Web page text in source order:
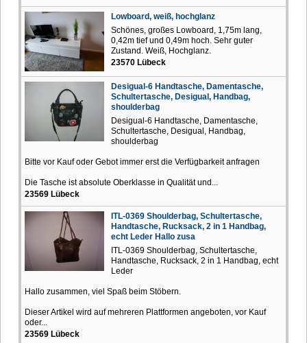
Lowboard, weiß, hochglanz
Schönes, großes Lowboard, 1,75m lang,
0,42m tief und 0,49m hoch. Sehr guter
Zustand. Weiß, Hochglanz.
23570 Lübeck
Desigual-6 Handtasche, Damentasche,
Schultertasche, Desigual, Handbag,
shoulderbag
Desigual-6 Handtasche, Damentasche,
Schultertasche, Desigual, Handbag,
shoulderbag
Bitte vor Kauf oder Gebot immer erst die Verfügbarkeit anfragen
Die Tasche ist absolute Oberklasse in Qualität und...
23569 Lübeck
ITL-0369 Shoulderbag, Schultertasche,
Handtasche, Rucksack, 2 in 1 Handbag,
echt Leder Hallo zusa
ITL-0369 Shoulderbag, Schultertasche,
Handtasche, Rucksack, 2 in 1 Handbag, echt
Leder
Hallo zusammen, viel Spaß beim Stöbern.
Dieser Artikel wird auf mehreren Plattformen angeboten, vor Kauf
oder...
23569 Lübeck